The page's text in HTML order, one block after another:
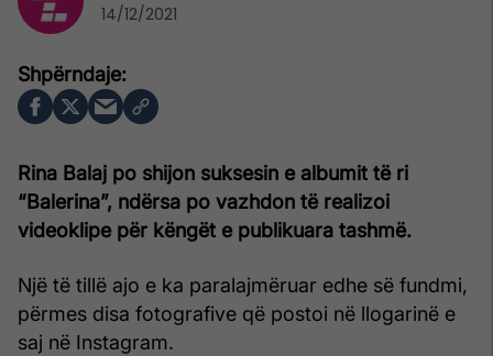
Rina Balaj po shijon suksesin e albumit të ri
“Balerina”, ndërsa po vazhdon të realizoi
videoklipe për këngët e publikuara tashmë.
Një të tillë ajo e ka paralajmëruar edhe së fundmi,
përmes disa fotografive që postoi në llogarinë e
saj në Instagram.
14/12/2021